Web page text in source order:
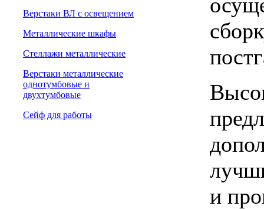
Верстаки ВЛ с освещением
Металлические шкафы
Стеллажи металлические
Верстаки металлические
однотумбовые и
двухтумбовые
Сейф для работы
и